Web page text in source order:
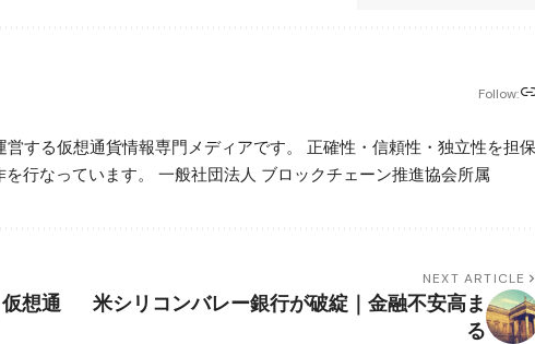
Follow:
する仮想通貨情報専門メディアです。 正確性・信頼性・独立性を担保
行なっています。 一般社団法人 ブロックチェーン推進協会所属
想通
NEXT ARTICLE
米シリコンバレー銀行が破綻｜金融不安高ま
る